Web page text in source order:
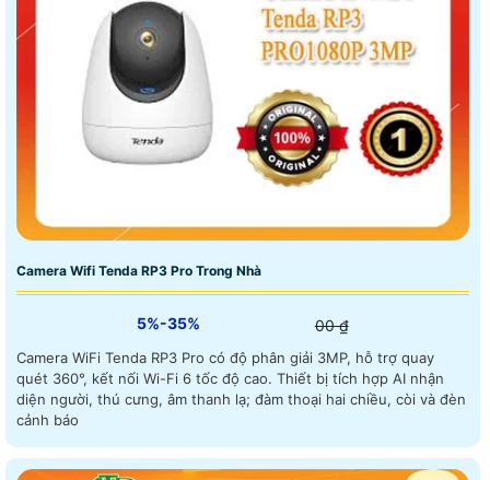
Camera Wifi Tenda RP3 Pro Trong Nhà
5%-35% 00 ₫
Camera WiFi Tenda RP3 Pro có độ phân giải 3MP, hỗ trợ quay
quét 360°, kết nối Wi-Fi 6 tốc độ cao. Thiết bị tích hợp AI nhận
diện người, thú cưng, âm thanh lạ; đàm thoại hai chiều, còi và đèn
cảnh báo